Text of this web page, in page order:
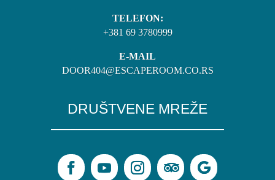
TELEFON:
+381 69 3780999
E-MAIL
DOOR404@ESCAPEROOM.CO.RS
DRUŠTVENE MREŽE